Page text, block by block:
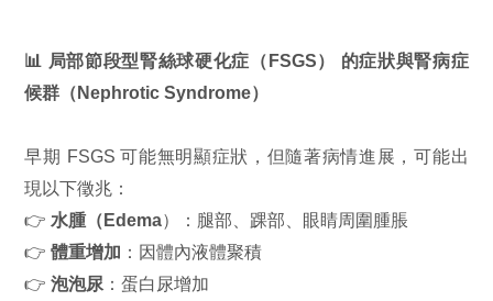
📊 局部節段型腎絲球硬化症（FSGS） 的症狀與腎病症
候群（Nephrotic Syndrome）
早期 FSGS 可能無明顯症狀，但隨著病情進展，可能出
現以下徵兆：
👉 水腫（Edema）：腿部、踝部、眼睛周圍腫脹
👉體重增加 ：因體內液體聚積
👉泡泡尿 ：蛋白尿增加